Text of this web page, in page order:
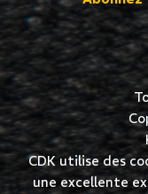
CDK utilise des
une excellente